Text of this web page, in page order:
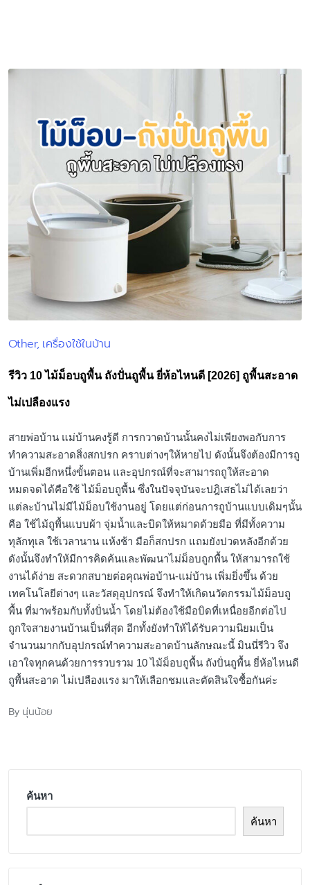
Posted
Other เครื่องใช้ในบ้าน
รีวิว 10 ไม้ม็อบถูพื้น ถังปั่นถูพื้น ยี่ห้อไหนดี [2026] ถูพื้นสะอาด
ไม่เปลืองแรง
สายพ่อบ้าน แม่บ้านคงรู้ดี การกวาดบ้านนั้นคงไม่เพียงพอกับการ
ทำความสะอาดสิ่งสกปรก คราบต่างๆให้หายไป ดังนั้นจึงต้องมีการถู
บ้านเพิ่มอีกหนึ่งขั้นตอน และอุปกรณ์ที่จะสามารถถูให้สะอาด
หมดจดได้คือใช้ ไม้ม็อบถูพื้น ซึ่งในปัจจุบันจะปฎิเสธไม่ได้เลยว่า
แต่ละบ้านไม่มีไม้ม็อบใช้งานอยู่ โดยแต่ก่อนการถูบ้านแบบเดิมๆนั้น
คือ ใช้ไม้ถูพื้นแบบผ้า จุ่มน้ำและบิดให้หมาดด้วยมือ ที่มีทั้งความ
ทุลักทุเล ใช้เวลานาน แห้งช้า มือก็สกปรก แถมยังปวดหลังอีกด้วย
ดังนั้นจึงทำให้มีการคิดค้นและพัฒนาไม่ม็อบถูกพื้น ให้สามารถใช้
งานได้ง่าย สะดวกสบายต่อคุณพ่อบ้าน-แม่บ้าน เพิ่มยิ่งขึ้น ด้วย
เทคโนโลยีต่างๆ และวัสดุอุปกรณ์ จึงทำให้เกิดนวัตกรรมไม้ม็อบถู
พื้น ที่มาพร้อมกับทั้งปั่นน้ำ โดยไม่ต้องใช้มือบิดที่เหนื่อยอีกต่อไป
ถูกใจสายงานบ้านเป็นที่สุด อีกทั้งยังทำให้ได้รับความนิยมเป็น
จำนวนมากกับอุปกรณ์ทำความสะอาดบ้านลักษณะนี้ มินนี่รีวิว จึง
เอาใจทุกคนด้วยการรวบรวม 10 ไม้ม็อบถูพื้น ถังปั่นถูพื้น ยี่ห้อไหนดี
ถูพื้นสะอาด ไม่เปลืองแรง มาให้เลือกชมและตัดสินใจซื้อกันค่ะ
Posted
By นุ่นน้อย
ค้นหา
ค้นหา